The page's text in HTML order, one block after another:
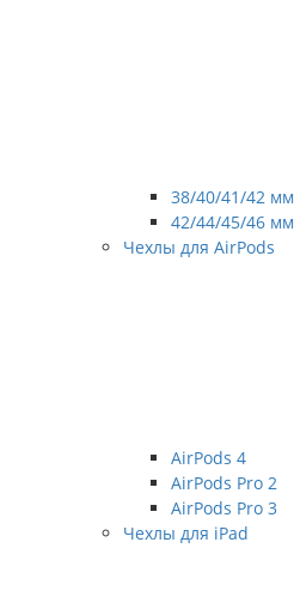
38/40/41/42 мм
42/44/45/46 мм
Чехлы для AirPods
AirPods 4
AirPods Pro 2
AirPods Pro 3
Чехлы для iPad